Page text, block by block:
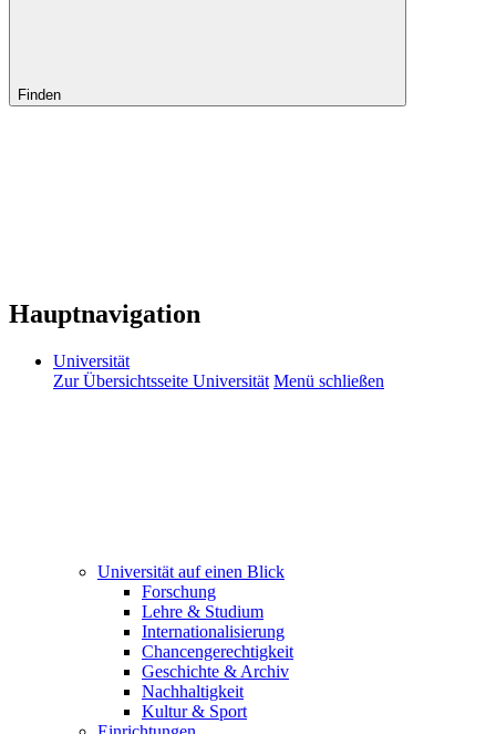
Finden
Hauptnavigation
Universität
Zur Übersichtsseite Universität Menü schließen
Universität auf einen Blick
Forschung
Lehre & Studium
Internationalisierung
Chancengerechtigkeit
Geschichte & Archiv
Nachhaltigkeit
Kultur & Sport